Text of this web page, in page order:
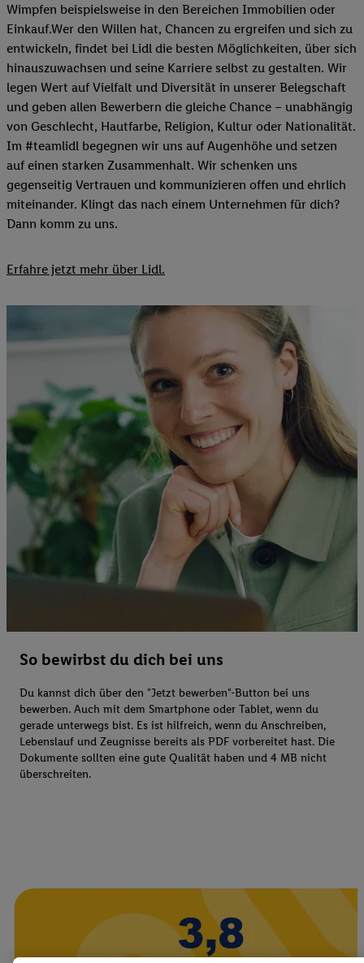
Wimpfen beispielsweise in den Bereichen Immobilien oder
Einkauf.Wer den Willen hat, Chancen zu ergreifen und sich zu
entwickeln, findet bei Lidl die besten Möglichkeiten, über sich
hinauszuwachsen und seine Karriere selbst zu gestalten. Wir
legen Wert auf Vielfalt und Diversität in unserer Belegschaft
und geben allen Bewerbern die gleiche Chance – unabhängig
von Geschlecht, Hautfarbe, Religion, Kultur oder Nationalität.
Im #teamlidl begegnen wir uns auf Augenhöhe und setzen
auf einen starken Zusammenhalt. Wir schenken uns
gegenseitig Vertrauen und kommunizieren offen und ehrlich
miteinander. Klingt das nach einem Unternehmen für dich?
Dann komm zu uns.​
Erfahre jetzt mehr über Lidl.
So bewirbst du dich bei uns
Du kannst dich über den "Jetzt bewerben"-Button bei uns
bewerben. Auch mit dem Smartphone oder Tablet, wenn du
gerade unterwegs bist. Es ist hilfreich, wenn du Anschreiben,
Lebenslauf und Zeugnisse bereits als PDF vorbereitet hast. Die
Dokumente sollten eine gute Qualität haben und 4 MB nicht
überschreiten.